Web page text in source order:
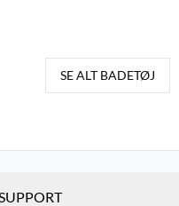
SE ALT BADETØJ